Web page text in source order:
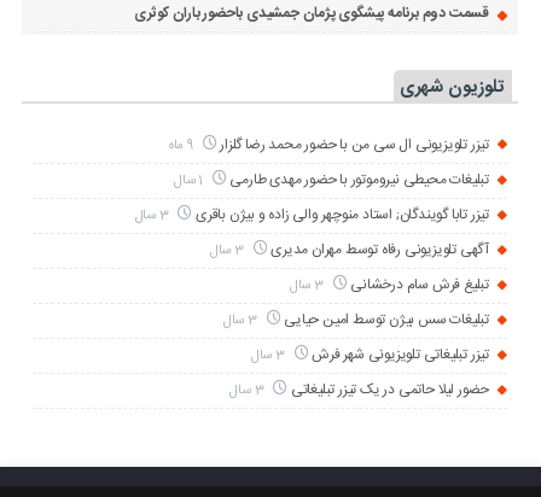
قسمت دوم برنامه پیشگوی پژمان جمشیدی باحضور باران کوثری
تلوزیون شهری
تیزر تلویزیونی ال سی من با حضور محمد رضا گلزار 9 ماه
تبلیغات محیطی نیروموتور با حضور مهدی طارمی
تیزر تابا گویندگان; استاد منوچهر والی زاده و بیژن باقری 3 سال
آگهی تلویزیونی رفاه توسط مهران مدیری 3 سال
تبلیغ فرش سام درخشانی 3 سال
تبلیغات سس بیژن توسط امین حیایی 3 سال
تیزر تبلیغاتی تلویزیونی شهر فرش 3 سال
حضور لیلا حاتمی در یک تیزر تبلیغاتی 3 سال